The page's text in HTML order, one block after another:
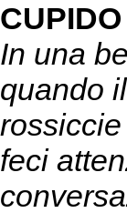
In una
quando
feci